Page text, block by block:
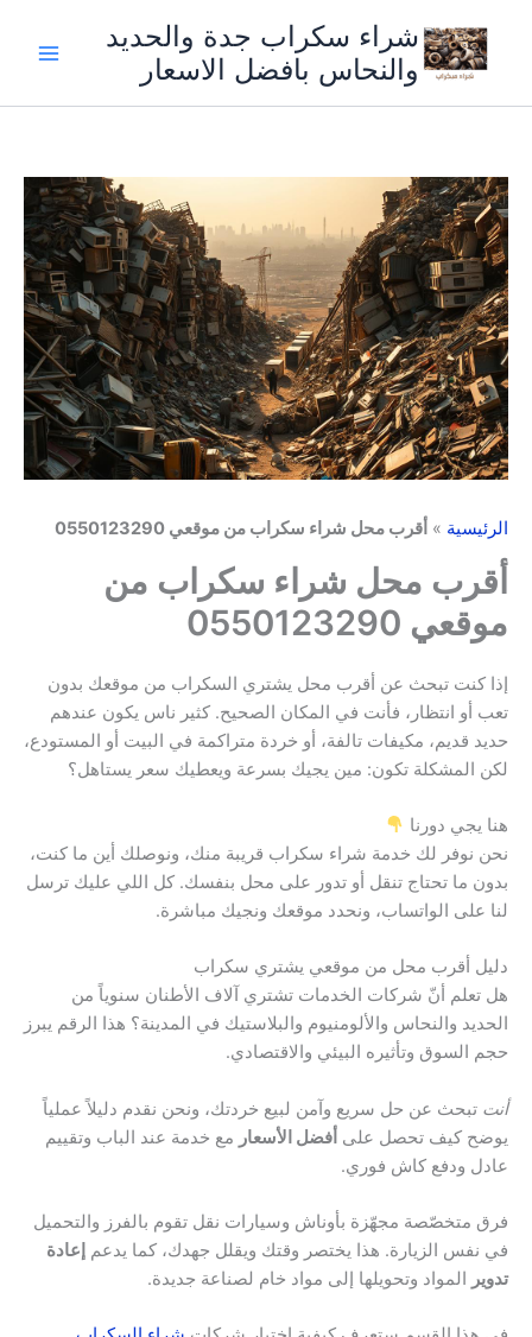
المحتوى
شراء سكراب جدة والحديد
والنحاس بافضل الاسعار
الرئيسية » أقرب محل شراء سكراب من موقعي 0550123290
أقرب محل شراء سكراب من
موقعي 0550123290
إذا كنت تبحث عن أقرب محل يشتري السكراب من موقعك بدون
تعب أو انتظار، فأنت في المكان الصحيح. كثير ناس يكون عندهم
حديد قديم، مكيفات تالفة، أو خردة متراكمة في البيت أو المستودع،
لكن المشكلة تكون: مين يجيك بسرعة ويعطيك سعر يستاهل؟
هنا يجي دورنا
نحن نوفر لك خدمة شراء سكراب قريبة منك، ونوصلك أين ما كنت،
بدون ما تحتاج تنقل أو تدور على محل بنفسك. كل اللي عليك ترسل
لنا على الواتساب، ونحدد موقعك ونجيك مباشرة.
دليل أقرب محل من موقعي يشتري سكراب
هل تعلم أنّ شركات الخدمات تشتري آلاف الأطنان سنوياً من
الحديد والنحاس والألومنيوم والبلاستيك في المدينة؟ هذا الرقم يبرز
حجم السوق وتأثيره البيئي والاقتصادي.
أنت تبحث عن حل سريع وآمن لبيع خردتك، ونحن نقدم دليلاً عملياً
يوضح كيف تحصل على أفضل الأسعار مع خدمة عند الباب وتقييم
عادل ودفع كاش فوري.
فرق متخصّصة مجهّزة بأوناش وسيارات نقل تقوم بالفرز والتحميل
في نفس الزيارة. هذا يختصر وقتك ويقلل جهدك، كما يدعم إعادة
تدوير المواد وتحويلها إلى مواد خام لصناعة جديدة.